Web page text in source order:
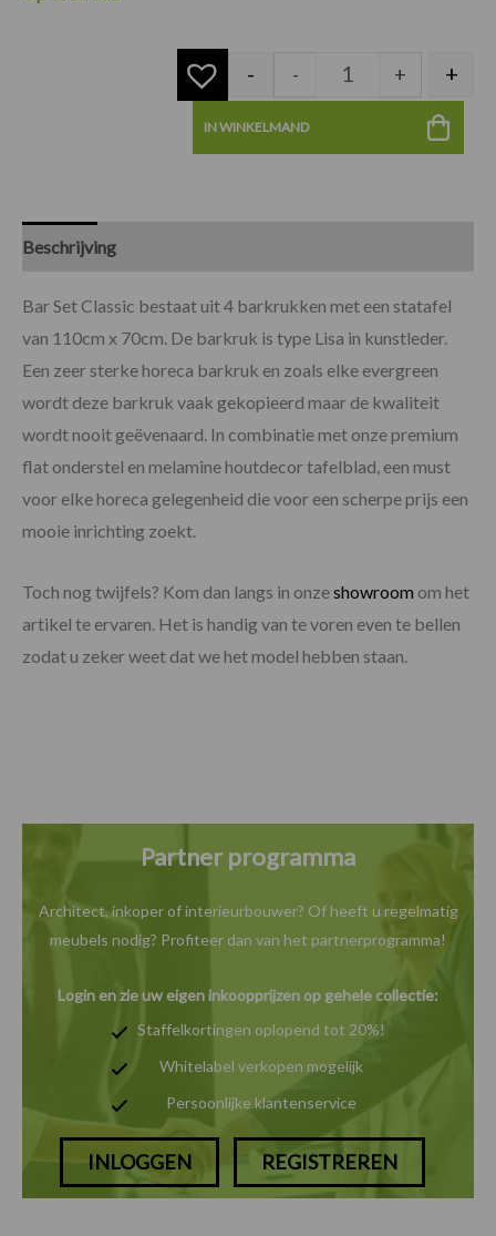
- - + +
IN WINKELMAND
Beschrijving
Bar Set Classic bestaat uit 4 barkrukken met een statafel
van 110cm x 70cm. De barkruk is type Lisa in kunstleder.
Een zeer sterke horeca barkruk en zoals elke evergreen
wordt deze barkruk vaak gekopieerd maar de kwaliteit
wordt nooit geëvenaard. In combinatie met onze premium
flat onderstel en melamine houtdecor tafelblad, een must
voor elke horeca gelegenheid die voor een scherpe prijs een
mooie inrichting zoekt.
Toch nog twijfels? Kom dan langs in onzeshowroom om het
artikel te ervaren. Het is handig van te voren even te bellen
zodat u zeker weet dat we het model hebben staan.
Partner programma
Architect, inkoper of interieurbouwer? Of heeft u regelmatig
meubels nodig? Profiteer dan van het partnerprogramma!
Login en zie uw eigen inkoopprijzen op gehele collectie:
Staffelkortingen oplopend tot 20%!
Whitelabel verkopen mogelijk
Persoonlijke klantenservice
INLOGGEN REGISTREREN